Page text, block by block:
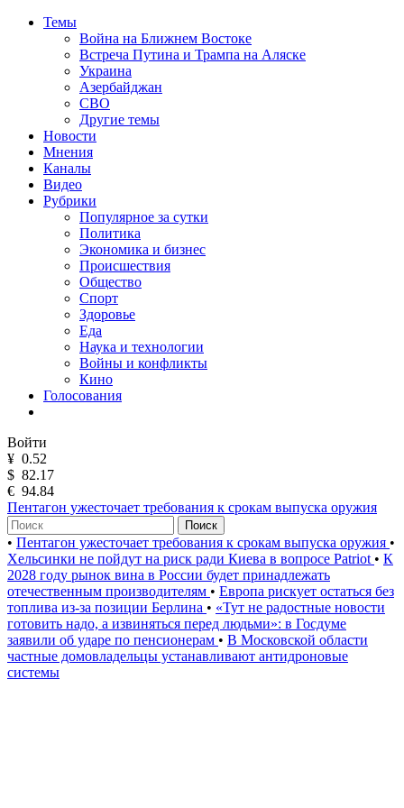
Темы
Война на Ближнем Востоке
Встреча Путина и Трампа на Аляске
Украина
Азербайджан
СВО
Другие темы
Новости
Мнения
Каналы
Видео
Рубрики
Популярное за сутки
Политика
Экономика и бизнес
Происшествия
Общество
Спорт
Здоровье
Еда
Наука и технологии
Войны и конфликты
Кино
Голосования
Войти
¥ 0.52
$ 82.17
€ 94.84
Пентагон ужесточает требования к срокам выпуска оружия
Поиск
• Пентагон ужесточает требования к срокам выпуска оружия •
Хельсинки не пойдут на риск ради Киева в вопросе Patriot • К
2028 году рынок вина в России будет принадлежать
отечественным производителям • Европа рискует остаться без
топлива из-за позиции Берлина • «Тут не радостные новости
готовить надо, а извиняться перед людьми»: в Госдуме
заявили об ударе по пенсионерам • В Московской области
частные домовладельцы устанавливают антидроновые
системы